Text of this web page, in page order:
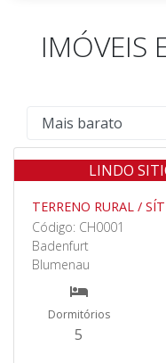
IMÓVEIS
LINDO
TERRENO RURAL /
Código: CH0001
Badenfurt
Blumenau
Dormitórios
5